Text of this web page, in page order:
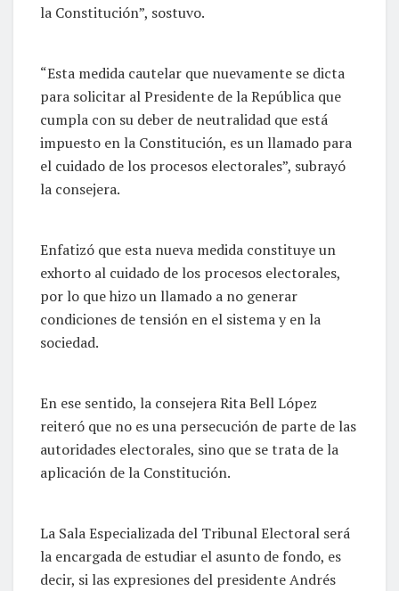
la Constitución”, sostuvo.
“Esta medida cautelar que nuevamente se dicta
para solicitar al Presidente de la República que
cumpla con su deber de neutralidad que está
impuesto en la Constitución, es un llamado para
el cuidado de los procesos electorales”, subrayó
la consejera.
Enfatizó que esta nueva medida constituye un
exhorto al cuidado de los procesos electorales,
por lo que hizo un llamado a no generar
condiciones de tensión en el sistema y en la
sociedad.
En ese sentido, la consejera Rita Bell López
reiteró que no es una persecución de parte de las
autoridades electorales, sino que se trata de la
aplicación de la Constitución.
La Sala Especializada del Tribunal Electoral será
la encargada de estudiar el asunto de fondo, es
decir, si las expresiones del presidente Andrés